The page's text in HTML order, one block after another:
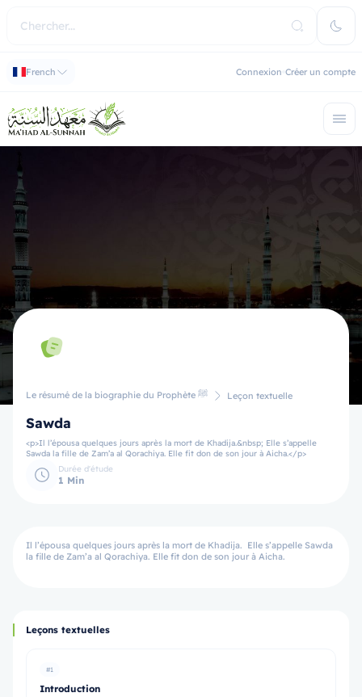
French Connexion Créer un compte
Le résumé de la biographie du Prophète ﷺ Leçon textuelle
Sawda
<p>Il l’épousa quelques jours après la mort de Khadija.&nbsp; Elle s’appelle
Sawda la fille de Zam’a al Qorachiya. Elle fit don de son jour à Aicha.</p>
Durée d'étude
1 Min
Il l’épousa quelques jours après la mort de Khadija. Elle s’appelle Sawda
la fille de Zam’a al Qorachiya. Elle fit don de son jour à Aicha.
Leçons textuelles
#1
Introduction